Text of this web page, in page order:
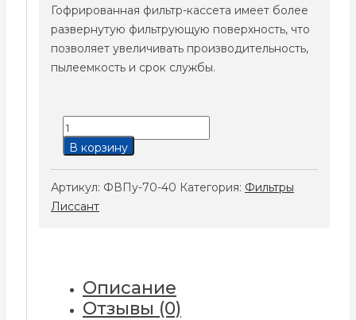
Гофрированная фильтр-кассета имеет более
развернутую фильтрующую поверхность, что
позволяет увеличивать производительность,
пылеемкость и срок службы.
Количество
товара
40
В корзину
Артикул: ФВПу-70-40 Категория: Фильтры
Лиссант
Описание
Отзывы (0)